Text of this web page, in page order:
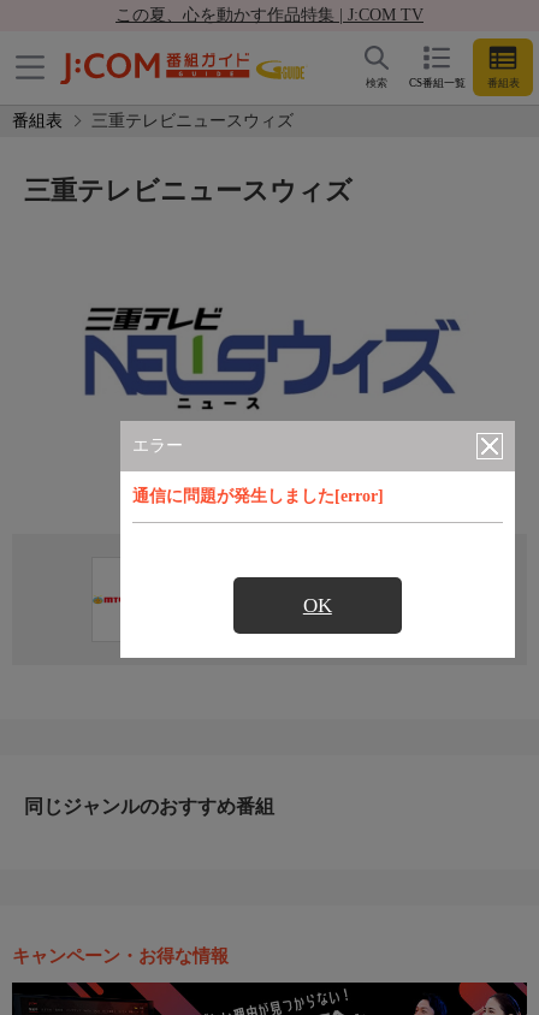
この夏、心を動かす作品特集 | J:COM TV
CS番組一覧 番組表
検索
番組表 三重テレビニュースウィズ
エラー
通信に問題が発生しました[error]
OK
三重テレビニュースウィズ
直近の放送予定はありません
同じジャンルのおすすめ番組
キャンペーン・お得な情報